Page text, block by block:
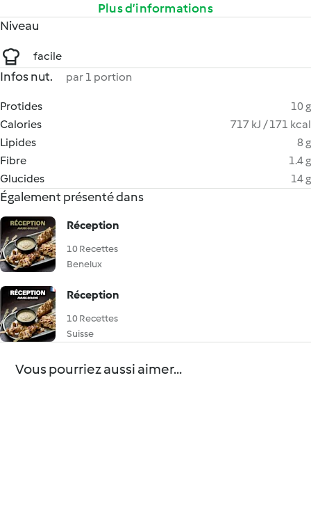
Plus d’informations
Niveau
facile
Infos nut. par 1 portion
Protides
10 g
Calories
717 kJ / 171 kcal
Lipides
8 g
Fibre
1.4 g
Glucides
14 g
Également présenté dans
Réception
10 Recettes
Benelux
Réception
10 Recettes
Suisse
Vous pourriez aussi aimer...